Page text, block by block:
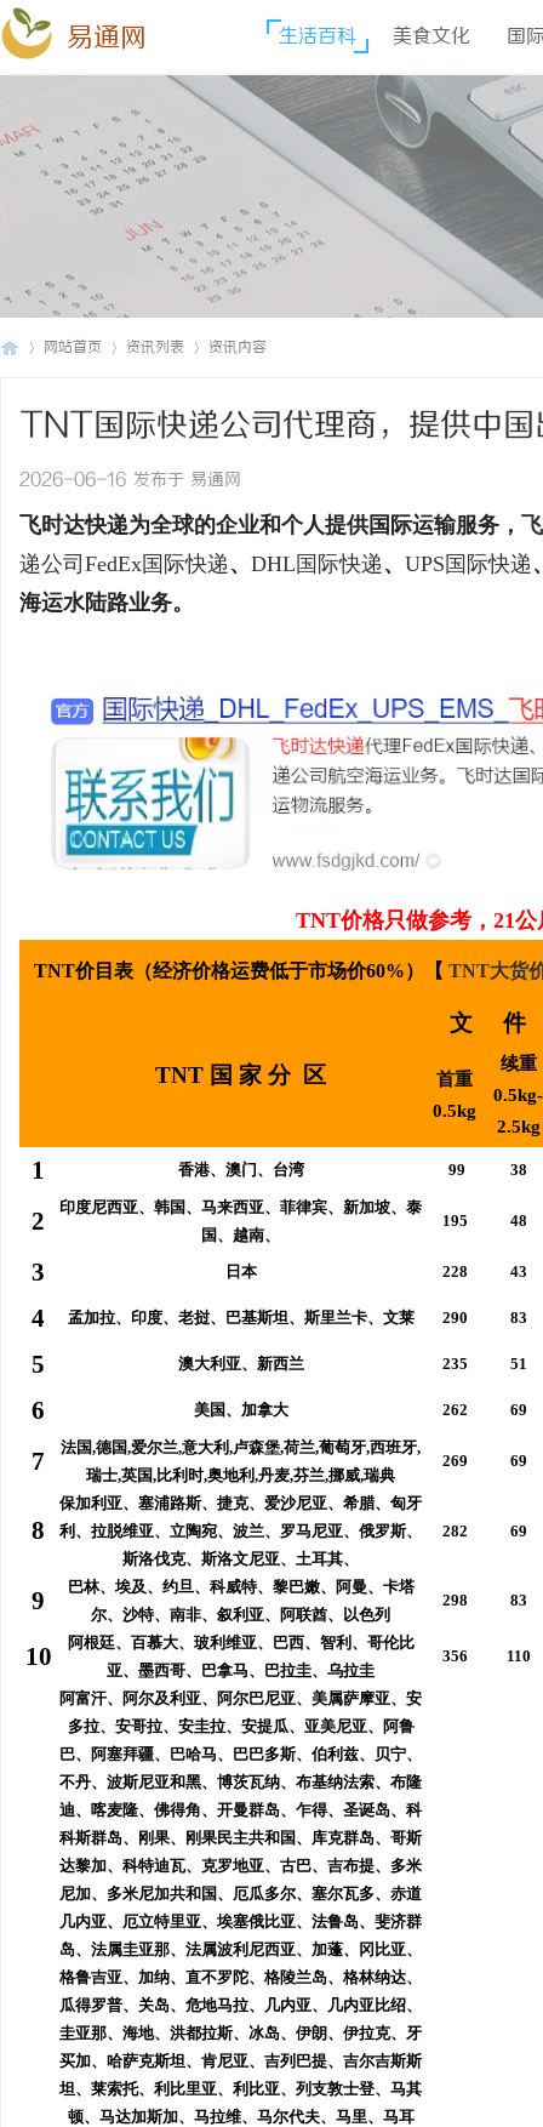
易通网 生活百科 美食文化 国
网站首页 资讯列表 资讯内容
TNT国际快递公司代理商，提供中
价格,TNT快递价格,TNT国际快递价
2026-06-16 发布于 易通网
飞时达快递为全球的企业和个人提供国际运输服务，
递公司 FedEx国际快递 、 DHL国际快递 、 UPS国际快递
海运水陆路业务。
TNT价格只做参考，21公
TNT价目表（经济价格运费低于市场价60%）【 TNT大货
TNT 国 家 分 区
文 件
首重
0.5kg
续重
0.5kg-
2.5kg
1 香港、澳门、台湾 99 38
2
印度尼西亚、韩国、马来西亚、菲律宾、新加坡、泰
国、越南、
195 48
3 日本 228 43
4 孟加拉、印度、老挝、巴基斯坦、斯里兰卡、文莱 290 83
5 澳大利亚、新西兰 235 51
6 美国、加拿大 262 69
7
法国,德国,爱尔兰,意大利,卢森堡,荷兰,葡萄牙,西班牙,
瑞士,英国,比利时,奥地利,丹麦,芬兰,挪威,瑞典
269 69
8
保加利亚、塞浦路斯、捷克、爱沙尼亚、希腊、匈牙
利、拉脱维亚、立陶宛、波兰、罗马尼亚、俄罗斯、
斯洛伐克、斯洛文尼亚、土耳其、
282 69
9
巴林、埃及、约旦、科威特、黎巴嫩、阿曼、卡塔
尔、沙特、南非、叙利亚、阿联酋、以色列
298 83
10
阿根廷、百慕大、玻利维亚、巴西、智利、哥伦比
亚、墨西哥、巴拿马、巴拉圭、乌拉圭
356 110
阿富汗、阿尔及利亚、阿尔巴尼亚、美属萨摩亚、安
多拉、安哥拉、安圭拉、安提瓜、亚美尼亚、阿鲁
巴、阿塞拜疆、巴哈马、巴巴多斯、伯利兹、贝宁、
不丹、波斯尼亚和黑、博茨瓦纳、布基纳法索、布隆
迪、喀麦隆、佛得角、开曼群岛、乍得、圣诞岛、科
科斯群岛、刚果、刚果民主共和国、库克群岛、哥斯
达黎加、科特迪瓦、克罗地亚、古巴、吉布提、多米
尼加、多米尼加共和国、厄瓜多尔、塞尔瓦多、赤道
几内亚、厄立特里亚、埃塞俄比亚、法鲁岛、斐济群
岛、法属圭亚那、法属波利尼西亚、加蓬、冈比亚、
格鲁吉亚、加纳、直不罗陀、格陵兰岛、格林纳达、
瓜得罗普、关岛、危地马拉、几内亚、几内亚比绍、
圭亚那、海地、洪都拉斯、冰岛、伊朗、伊拉克、牙
买加、哈萨克斯坦、肯尼亚、吉列巴提、吉尔吉斯斯
坦、莱索托、利比里亚、利比亚、列支敦士登、马其
顿、马达加斯加、马拉维、马尔代夫、马里、马耳
困境
贝净 AC 国际医疗实验